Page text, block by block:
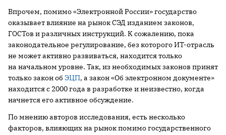
Впрочем, помимо «Электронной России» государство
оказывает влияние на рынок СЭД изданием законов,
ГОСТов и различных инструкций. К сожалению, пока
законодательное регулирование, без которого ИТ-отрасль
не может активно развиваться, находится только
на начальном уровне. Так, из необходимых законов принят
только закон об ЭЦП, а закон «Об электронном документе»
находится с 2000 года в разработке и неизвестно, когда
начнется его активное обсуждение.
По мнению авторов исследования, есть несколько
факторов, влияющих на рынок помимо государственного